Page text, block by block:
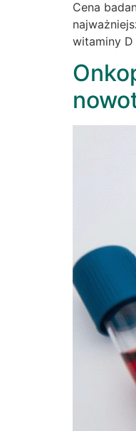
Cena
witaminy